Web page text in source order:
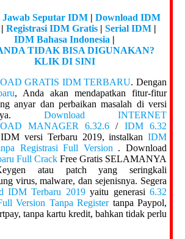
Jawab Seputar IDM| Download IDM
Registrasi IDM Gratis| Serial IDM|
IDM Bahasa Indonesia |
TIDAK BISA DIGUNAKAN?
KLIK DI SINI
GRATIS IDM TERBARU. Dengan
, Anda akan mendapatkan fitur-fitur
anyar dan perbaikan masalah di versi
Download INTERNET
MANAGER 6.32.6 / IDM 6.32
versi Terbaru 2019, instalkanIDM
Registrasi Full Version . Download
Full CrackFree Gratis SELAMANYA
atau patch yang seringkali
virus, malware, dan sejenisnya. Segera
IDM Terbaru 2019yaitu generasi6.32
Version Tanpa Registertanpa Paypol,
tanpa kartu kredit, bahkan tidak perlu